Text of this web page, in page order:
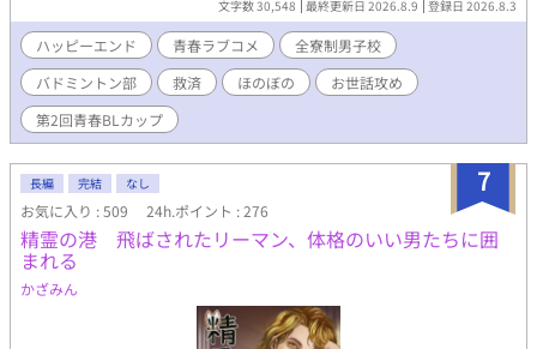
名だ。大学進学や部活動に専念したい普通科の生徒も多数入寮し
ている。 モットーは『共同生活を営む中で、自立心と仲間を大切
にする心を育む』 中学時代に人間関係で失敗した松平は、不安を
抱えたまま己があてがわれた部屋をノックした。 ルームメイト・
宮坂春紀とうまくやっていけるだろうか……。 松平×宮坂 のふ
たりで織りなす青春ドタバタラブコメです！
文字数 30,548 最終更新日 2026.8.9 登録日 2026.8.3
ハッピーエンド 青春ラブコメ
全寮制男子校
バドミントン部
救済 ほのぼの
お世話攻め
第2回青春BLカップ
7
長編 完結 なし
お気に入り : 509 24h.ポイント : 276
精霊の港 飛ばされたリーマン、体格のいい男たちに囲
まれる
かざみん